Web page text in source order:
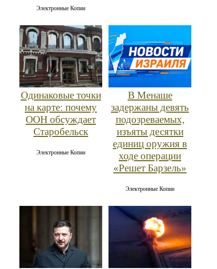
Электронные Копии
Одинаковые точки
на карте: почему
ООН обсуждает
Старобельск
Электронные Копии
В Менаше
задержаны девять
подозреваемых,
изъяты десятки
единиц оружия в
ходе операции
«Решет Барзель»
Электронные Копии